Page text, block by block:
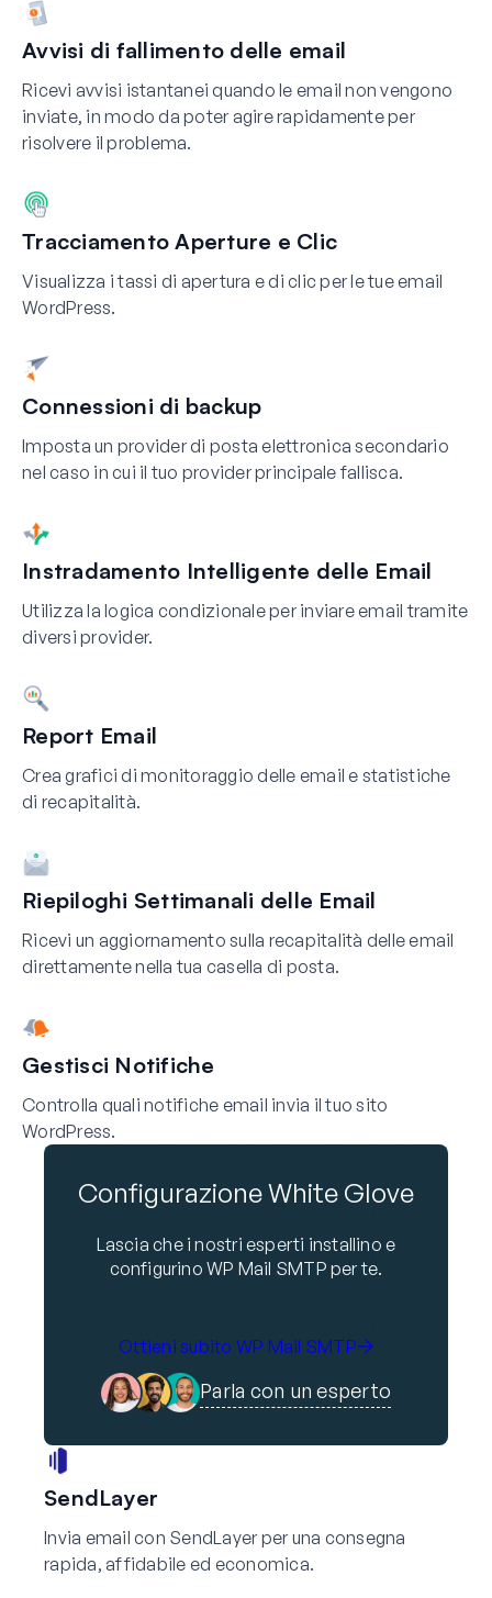
Avvisi di fallimento delle email
Ricevi avvisi istantanei quando le email non vengono
inviate, in modo da poter agire rapidamente per
risolvere il problema.
Tracciamento Aperture e Clic
Visualizza i tassi di apertura e di clic per le tue email
WordPress.
Connessioni di backup
Imposta un provider di posta elettronica secondario
nel caso in cui il tuo provider principale fallisca.
Instradamento Intelligente delle Email
Utilizza la logica condizionale per inviare email tramite
diversi provider.
Report Email
Crea grafici di monitoraggio delle email e statistiche
di recapitalità.
Riepiloghi Settimanali delle Email
Ricevi un aggiornamento sulla recapitalità delle email
direttamente nella tua casella di posta.
Gestisci Notifiche
Controlla quali notifiche email invia il tuo sito
WordPress.
Configurazione White Glove
Lascia che i nostri esperti installino e
configurino WP Mail SMTP per te.
Ottieni subito WP Mail SMTP
Parla con un esperto
SendLayer
Invia email con SendLayer per una consegna
rapida, affidabile ed economica.